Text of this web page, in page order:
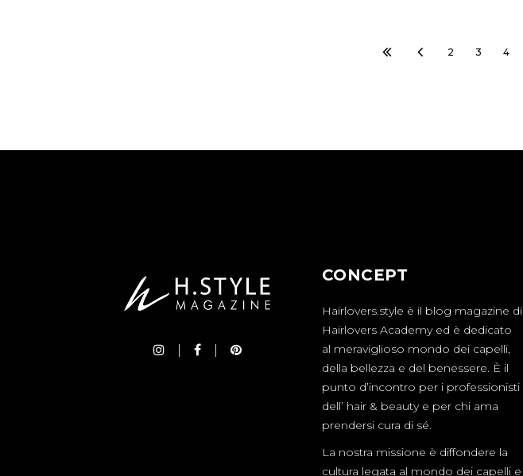
2 3 4
CONCEPT
Hairlovers.style è il blog magazine di
Hairlovers Academy ed è dedicato
al meraviglioso mondo dei capelli,
della bellezza e del benessere. È il
punto d’incontro per i professionisti
dell’ hair & beauty e per chi ama
prendersi cura di sé.
La nostra missione è diffondere la
cultura legata al mondo dei capelli e